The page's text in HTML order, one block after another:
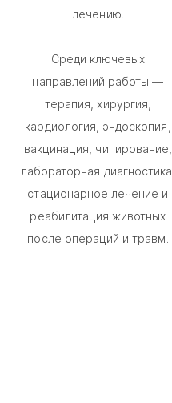
лечению.
Среди ключевых
направлений работы —
терапия, хирургия,
кардиология, эндоскопия,
вакцинация, чипирование,
лабораторная диагностика,
стационарное лечение и
реабилитация животных
после операций и травм.